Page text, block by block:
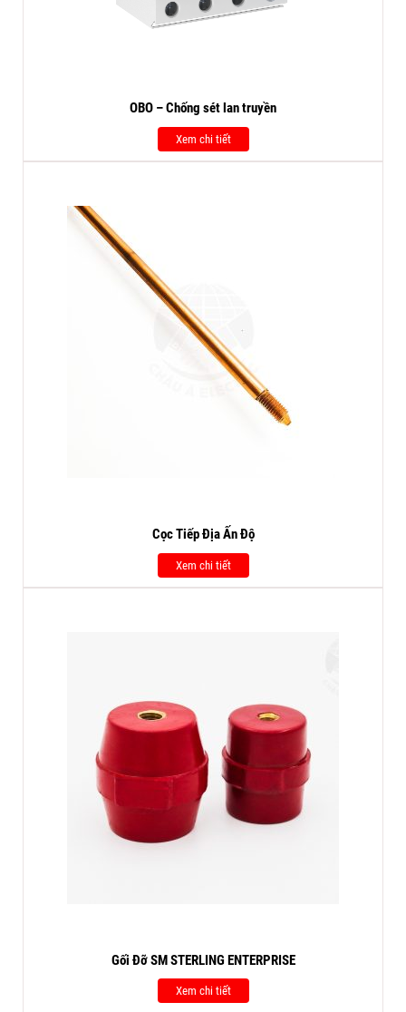
OBO – Chống sét lan truyền
Xem chi tiết
Cọc Tiếp Địa Ấn Độ
Xem chi tiết
Gối Đỡ SM STERLING ENTERPRISE
Xem chi tiết